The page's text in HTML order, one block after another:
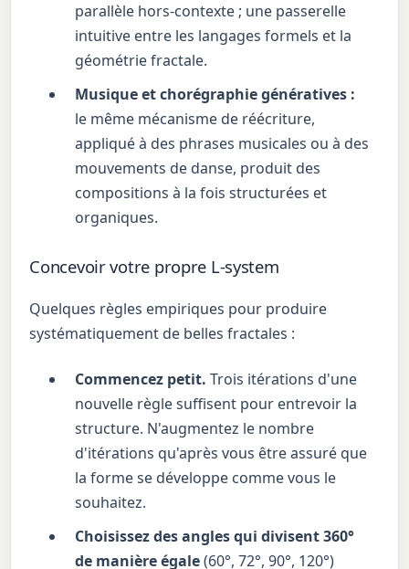
parallèle hors-contexte ; une passerelle
intuitive entre les langages formels et la
géométrie fractale.
Musique et chorégraphie génératives :
le même mécanisme de réécriture,
appliqué à des phrases musicales ou à des
mouvements de danse, produit des
compositions à la fois structurées et
organiques.
Concevoir votre propre L-system
Quelques règles empiriques pour produire
systématiquement de belles fractales :
Commencez petit. Trois itérations d'une
nouvelle règle suffisent pour entrevoir la
structure. N'augmentez le nombre
d'itérations qu'après vous être assuré que
la forme se développe comme vous le
souhaitez.
Choisissez des angles qui divisent 360°
de manière égale(60°, 72°, 90°, 120°)